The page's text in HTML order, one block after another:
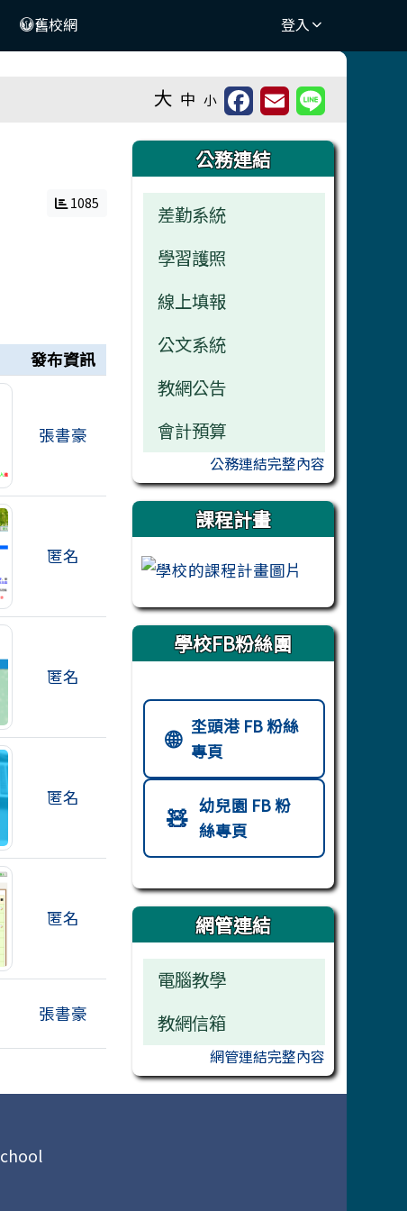
舊校網 登入
大 中 小
1085
發布資訊
張書豪
匿名
匿名
匿名
匿名
張書豪
右邊區域內容
公務連結
差勤系統
學習護照
線上填報
公文系統
教網公告
會計預算
公務連結完整內容
課程計畫
學校FB粉絲團
校園社群媒體連結
🌐 坔頭港 FB 粉絲
專頁
🧸 幼兒園 FB 粉
絲專頁
網管連結
電腦教學
教網信箱
網管連結完整內容